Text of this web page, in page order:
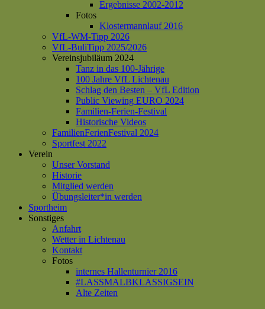
Ergebnisse 2002-2012
Fotos
Klostermannlauf 2016
VfL-WM-Tipp 2026
VfL-BuliTipp 2025/2026
Vereinsjubiläum 2024
Tanz in das 100-Jährige
100 Jahre VfL Lichtenau
Schlag den Besten – VfL Edition
Public Viewing EURO 2024
Familien-Ferien-Festival
Historische Videos
FamilienFerienFestival 2024
Sportfest 2022
Verein
Unser Vorstand
Historie
Mitglied werden
Übungsleiter*in werden
Sportheim
Sonstiges
Anfahrt
Wetter in Lichtenau
Kontakt
Fotos
internes Hallenturnier 2016
#LASSMALBKLASSIGSEIN
Alte Zeiten